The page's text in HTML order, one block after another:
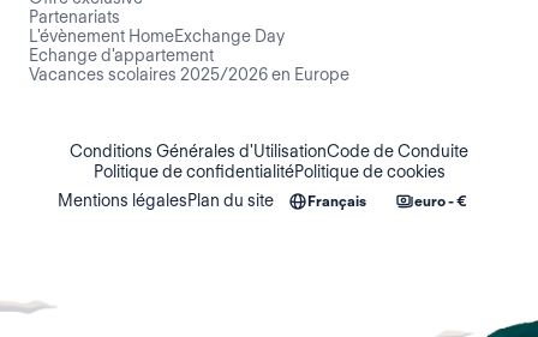
Partenariats
L'évènement HomeExchange Day
Echange d'appartement
Vacances scolaires 2025/2026 en Europe
Conditions Générales d'UtilisationCode de Conduite
Politique de confidentialitéPolitique de cookies
Mentions légalesPlan du site Français euro - €